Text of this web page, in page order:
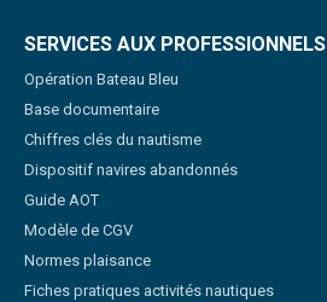
SERVICES AUX PROFESSIONNELS
Opération Bateau Bleu
Base documentaire
Chiffres clés du nautisme
Dispositif navires abandonnés
Guide AOT
Modèle de CGV
Normes plaisance
Fiches pratiques activités nautiques